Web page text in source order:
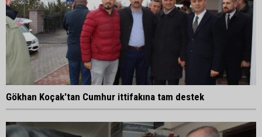
Gökhan Koçak'tan Cumhur ittifakına tam destek